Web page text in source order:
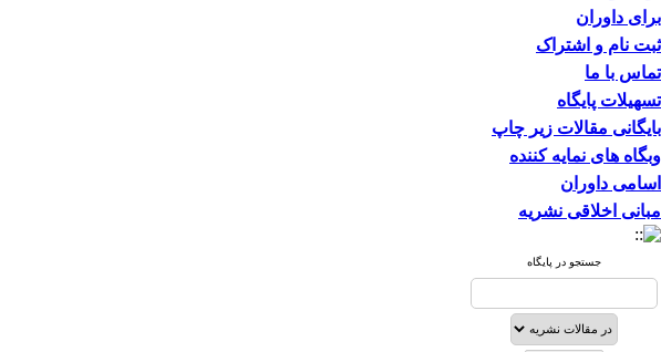
برای داوران
ثبت نام و اشتراک
تماس با ما
تسهیلات پایگاه
بایگانی مقالات زیر چاپ
وبگاه های نمایه کننده
اسامی داوران
مبانی اخلاقی نشریه
جستجو در پایگاه